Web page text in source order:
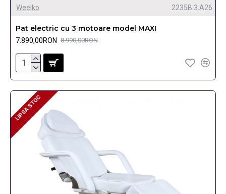
Weelko 2235B.3.A26
Pat electric cu 3 motoare model MAXI
7.890,00RON 8.990,00RON
LIPSA STOC
LIPSA STOC